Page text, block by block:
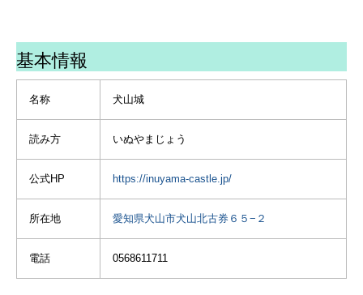
今日は、母の体調が悪
く、病院🏥に連れて行こう
様子をうかがってたら
慌てて母を見に行った
子旅 #アトリーチで応援 #お
でかけ #キャンプ #夫婦キャ
ンプ #キャンプ好きな人と
と繋がりたい
賀からは２時間かからない
きました😁
ずっと行きたかったお城に
ゃんに会えて大満足の１日
お初にお目にかかりますと
基本情報
名称 犬山城
読み方 いぬやまじょう
公式HP https://inuyama-castle.jp/
所在地 愛知県犬山市犬山北古券６５−２
電話 0568611711